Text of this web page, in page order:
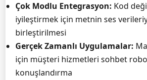
Çok Modlu Entegrasyon: Kod
iyileştirmek için metnin ses
birleştirilmesi
Gerçek Zamanlı Uygulamalar:
için müşteri hizmetleri sohbet
konuşlandırma